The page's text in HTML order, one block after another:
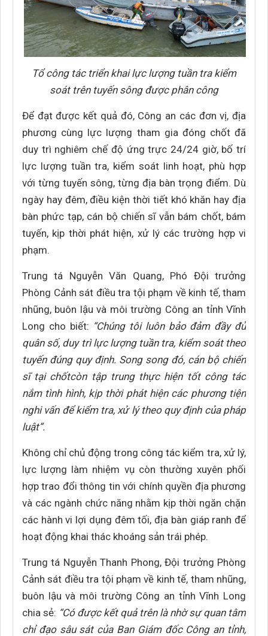
Tổ công tác triển khai lực lượng tuần tra kiểm
soát trên tuyến sông được phân công
Để đạt được kết quả đó, Công an các đơn vị, địa
phương cùng lực lượng tham gia đóng chốt đã
duy trì nghiêm chế độ ứng trực 24/24 giờ, bố trí
lực lượng tuần tra, kiểm soát linh hoạt, phù hợp
với từng tuyến sông, từng địa bàn trọng điểm. Dù
ngày hay đêm, điều kiện thời tiết khó khăn hay địa
bàn phức tạp, cán bộ chiến sĩ vẫn bám chốt, bám
tuyến, kịp thời phát hiện, xử lý các trường hợp vi
phạm.
Trung tá Nguyễn Văn Quang, Phó Đội trưởng
Phòng Cảnh sát điều tra tội phạm về kinh tế, tham
nhũng, buôn lậu và môi trường Công an tỉnh Vĩnh
Long cho biết: “Chúng tôi luôn bảo đảm đầy đủ
quân số, duy trì lực lượng tuần tra, kiểm soát theo
tuyến đúng quy định. Song song đó, cán bộ chiến
sĩ tại chốtcòn tập trung thực hiện tốt công tác
nắm tình hình, kịp thời phát hiện các phương tiện
nghi vấn để kiểm tra, xử lý theo quy định của pháp
luật”.
Không chỉ chủ động trong công tác kiểm tra, xử lý,
lực lượng làm nhiệm vụ còn thường xuyên phối
hợp trao đổi thông tin với chính quyền địa phương
và các ngành chức năng nhằm kịp thời ngăn chặn
các hành vi lợi dụng đêm tối, địa bàn giáp ranh để
hoạt động khai thác khoáng sản trái phép.
Trung tá Nguyễn Thanh Phong, Đội trưởng Phòng
Cảnh sát điều tra tội phạm về kinh tế, tham nhũng,
buôn lậu và môi trường Công an tỉnh Vĩnh Long
chia sẻ: “Có được kết quả trên là nhờ sự quan tâm
chỉ đạo sâu sát của Ban Giám đốc Công an tỉnh,